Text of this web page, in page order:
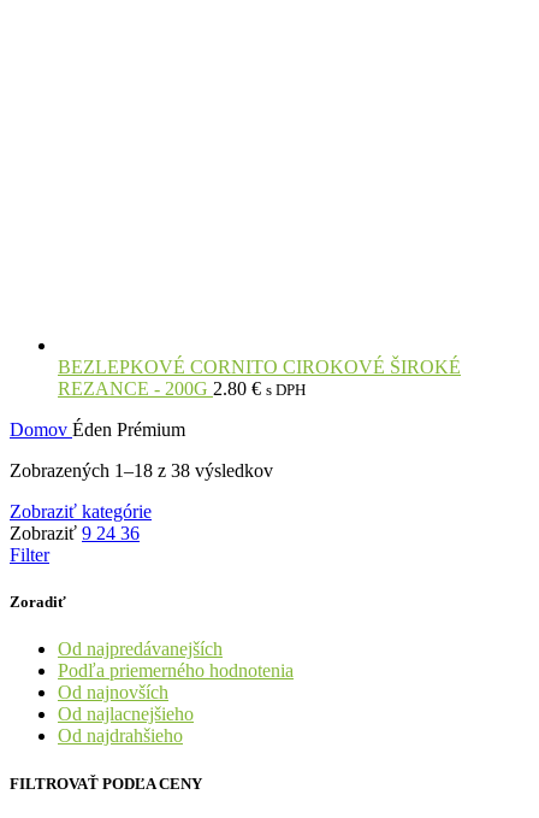
BEZLEPKOVÉ CORNITO CIROKOVÉ ŠIROKÉ
REZANCE - 200G 2.80 € s DPH
Domov Éden Prémium
Zobrazených 1–18 z 38 výsledkov
Zobraziť kategórie
Zobraziť 9 24 36
Filter
Zoradiť
Od najpredávanejších
Podľa priemerného hodnotenia
Od najnovších
Od najlacnejšieho
Od najdrahšieho
FILTROVAŤ PODĽA CENY